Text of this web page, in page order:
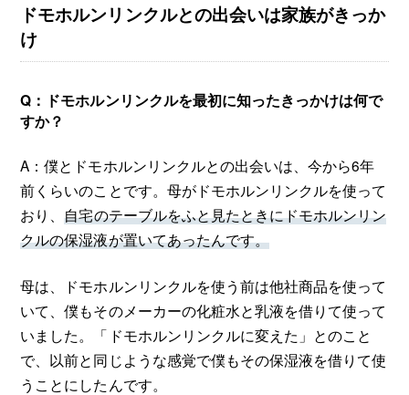
ドモホルンリンクルとの出会いは家族がきっか
け
Q：ドモホルンリンクルを最初に知ったきっかけは何で
すか？
A：僕とドモホルンリンクルとの出会いは、今から6年
前くらいのことです。母がドモホルンリンクルを使って
おり、自宅のテーブルをふと見たときにドモホルンリン
クルの保湿液が置いてあったんです。
母は、ドモホルンリンクルを使う前は他社商品を使って
いて、僕もそのメーカーの化粧水と乳液を借りて使って
いました。「ドモホルンリンクルに変えた」とのこと
で、以前と同じような感覚で僕もその保湿液を借りて使
うことにしたんです。